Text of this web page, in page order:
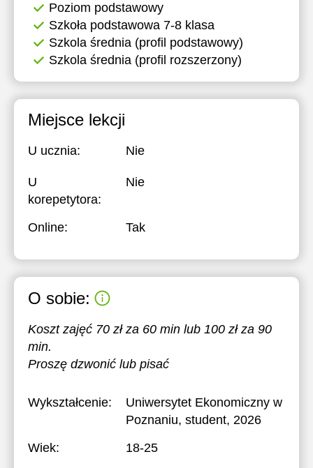
Poziom podstawowy
Szkoła podstawowa 7-8 klasa
Szkola średnia (profil podstawowy)
Szkola średnia (profil rozszerzony)
Miejsce lekcji
U ucznia: Nie
U
korepetytora:
Nie
Online: Tak
O sobie:
Koszt zajęć 70 zł za 60 min lub 100 zł za 90
min.
Proszę dzwonić lub pisać
Wykształcenie:
Uniwersytet Ekonomiczny w
Poznaniu, student, 2026
Wiek:
18-25